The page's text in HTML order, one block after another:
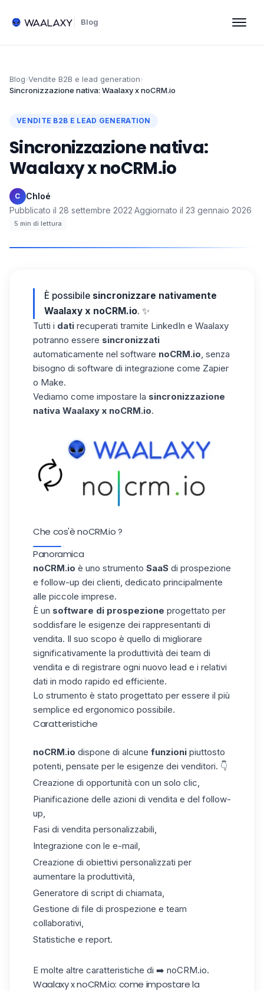
Blog
Blog›Vendite B2B e lead generation›
Sincronizzazione nativa: Waalaxy x noCRM.io
VENDITE B2B E LEAD GENERATION
Sincronizzazione nativa:
Waalaxy x noCRM.io
C Chloé·
Pubblicato il 28 settembre 2022·Aggiornato il 23 gennaio 2026·
5 min di lettura
È possibile sincronizzare nativamente
Waalaxy x noCRM.io. ✨
Tutti i dati recuperati tramite LinkedIn e Waalaxy
potranno essere sincronizzati
automaticamente nel software noCRM.io, senza
bisogno di software di integrazione come Zapier
o Make.
Vediamo come impostare la sincronizzazione
nativa Waalaxy x noCRM.io.
Che cos'è noCRM.io ?
Panoramica
noCRM.io è uno strumento SaaS di prospezione
e follow-up dei clienti, dedicato principalmente
alle piccole imprese.
È un software di prospezione progettato per
soddisfare le esigenze dei rappresentanti di
vendita. Il suo scopo è quello di migliorare
significativamente la produttività dei team di
vendita e di registrare ogni nuovo lead e i relativi
dati in modo rapido ed efficiente.
Lo strumento è stato progettato per essere il più
semplice ed ergonomico possibile.
Caratteristiche
noCRM.io dispone di alcune funzioni piuttosto
potenti, pensate per le esigenze dei venditori. 👇
Creazione di opportunità con un solo clic,
Pianificazione delle azioni di vendita e del follow-
up,
Fasi di vendita personalizzabili,
Integrazione con le e-mail,
Creazione di obiettivi personalizzati per
aumentare la produttività,
Generatore di script di chiamata,
Gestione di file di prospezione e team
collaborativi,
Statistiche e report.
E molte altre caratteristiche di ➡️ noCRM.io.
Waalaxy x noCRM.io: come impostare la